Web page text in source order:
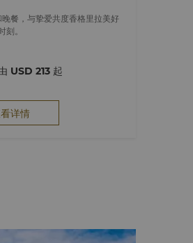
餐，与挚爱共度香格里拉美好
刻。
USD 213 起
详情